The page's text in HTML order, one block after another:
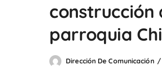
construcción
parroquia
Dirección De Comunicación